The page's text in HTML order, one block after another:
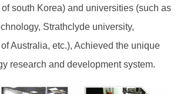
south Korea) and universities (such as
Strathclyde university,
Australia, etc.), Achieved the unique
research and development system.